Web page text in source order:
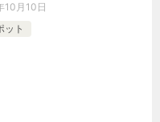
10月10日
ット